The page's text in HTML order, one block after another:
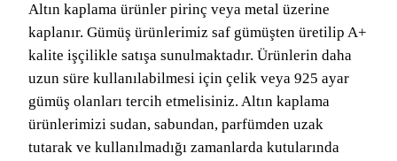
Altın kaplama ürünler pirinç veya metal üzerine
kaplanır. Gümüş ürünlerimiz saf gümüşten üretilip A+
kalite işçilikle satışa sunulmaktadır. Ürünlerin daha
uzun süre kullanılabilmesi için çelik veya 925 ayar
gümüş olanları tercih etmelisiniz. Altın kaplama
ürünlerimizi sudan, sabundan, parfümden uzak
tutarak ve kullanılmadığı zamanlarda kutularında